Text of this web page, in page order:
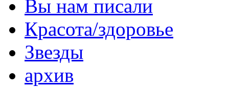
Вы нам писали
Красота/здоровье
Звезды
архив